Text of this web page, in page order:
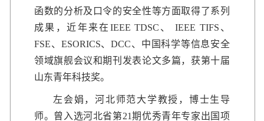
函数的分析及口令的安全性等方面取得了系列
成果，近年来在IEEE TDSC、 IEEE TIFS、
FSE、ESORICS、DCC、中国科学等信息安全
领域旗舰会议和期刊发表论文多篇，获第十届
山东青年科技奖。
左会娟，河北师范大学教授，博士生导
师。曾入选河北省第21期优秀青年专家出国项